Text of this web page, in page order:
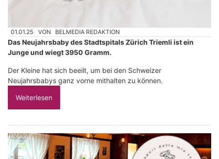
01.01.25 VON BELMEDIA REDAKTION
Das Neujahrsbaby des Stadtspitals Zürich Triemli ist ein
Junge und wiegt 3950 Gramm.
Der Kleine hat sich beeilt, um bei den Schweizer
Neujahrsbabys ganz vorne mithalten zu können.
Weiterlesen